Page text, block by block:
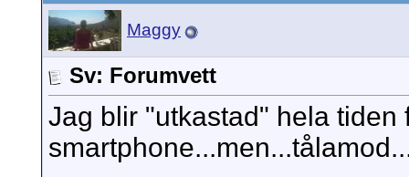
Maggy
Sv: Forumvett
Jag blir "utkastad" hela tiden